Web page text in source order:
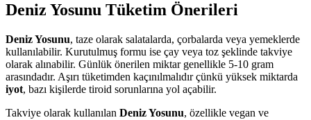
Deniz Yosunu Tüketim Önerileri
Deniz Yosunu, taze olarak salatalarda, çorbalarda veya yemeklerde
kullanılabilir. Kurutulmuş formu ise çay veya toz şeklinde takviye
olarak alınabilir. Günlük önerilen miktar genellikle 5-10 gram
arasındadır. Aşırı tüketimden kaçınılmalıdır çünkü yüksek miktarda
iyot, bazı kişilerde tiroid sorunlarına yol açabilir.
Takviye olarak kullanılan Deniz Yosunu, özellikle vegan ve